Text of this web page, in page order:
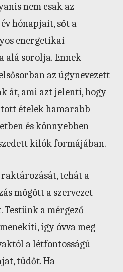
nem csak az
hónapjait, sőt a
energetikai
alá sorolja. Ennek
az úgynevezett
át, ami azt jelenti, hogy
ételek hamarabb
és könnyebben
kilók formájában.
tehát a
mögött a szervezet
Testünk a mérgező
így óvva meg
a létfontosságú
tüdőt. Ha